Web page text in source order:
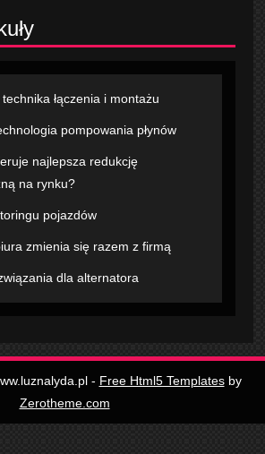
łączenia i montażu
pompowania płynów
najlepsza redukcję
na rynku?
pojazdów
zmienia się razem z firmą
dla alternatora
- Free Html5 Templatesby
Zerotheme.com